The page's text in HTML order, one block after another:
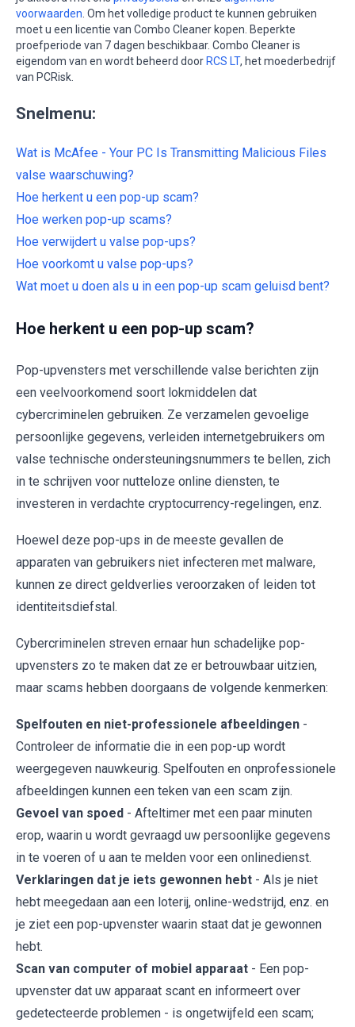
voorwaarden . Om het volledige product te kunnen gebruiken
moet u een licentie van Combo Cleaner kopen. Beperkte
proefperiode van 7 dagen beschikbaar. Combo Cleaner is
eigendom van en wordt beheerd door RCS LT, het moederbedrijf
van PCRisk.
Snelmenu:
Wat is McAfee - Your PC Is Transmitting Malicious Files
valse waarschuwing?
Hoe herkent u een pop-up scam?
Hoe werken pop-up scams?
Hoe verwijdert u valse pop-ups?
Hoe voorkomt u valse pop-ups?
Wat moet u doen als u in een pop-up scam geluisd bent?
Hoe herkent u een pop-up scam?
Pop-upvensters met verschillende valse berichten zijn
een veelvoorkomend soort lokmiddelen dat
cybercriminelen gebruiken. Ze verzamelen gevoelige
persoonlijke gegevens, verleiden internetgebruikers om
valse technische ondersteuningsnummers te bellen, zich
in te schrijven voor nutteloze online diensten, te
investeren in verdachte cryptocurrency-regelingen, enz.
Hoewel deze pop-ups in de meeste gevallen de
apparaten van gebruikers niet infecteren met malware,
kunnen ze direct geldverlies veroorzaken of leiden tot
identiteitsdiefstal.
Cybercriminelen streven ernaar hun schadelijke pop-
upvensters zo te maken dat ze er betrouwbaar uitzien,
maar scams hebben doorgaans de volgende kenmerken:
Spelfouten en niet-professionele afbeeldingen -
Controleer de informatie die in een pop-up wordt
weergegeven nauwkeurig. Spelfouten en onprofessionele
afbeeldingen kunnen een teken van een scam zijn.
Gevoel van spoed - Afteltimer met een paar minuten
erop, waarin u wordt gevraagd uw persoonlijke gegevens
in te voeren of u aan te melden voor een onlinedienst.
Verklaringen dat je iets gewonnen hebt - Als je niet
hebt meegedaan aan een loterij, online-wedstrijd, enz. en
je ziet een pop-upvenster waarin staat dat je gewonnen
hebt.
Scan van computer of mobiel apparaat - Een pop-
upvenster dat uw apparaat scant en informeert over
gedetecteerde problemen - is ongetwijfeld een scam;